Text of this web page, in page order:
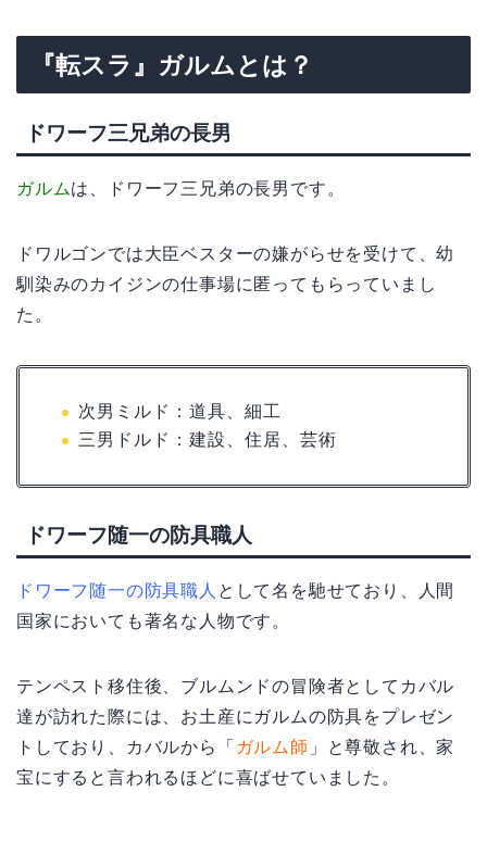
『転スラ』ガルムとは？
ドワーフ三兄弟の長男
ガルムは、ドワーフ三兄弟の長男です。
ドワルゴンでは大臣ベスターの嫌がらせを受けて、幼
馴染みのカイジンの仕事場に匿ってもらっていまし
た。
次男ミルド：道具、細工
三男ドルド：建設、住居、芸術
ドワーフ随一の防具職人
ドワーフ随一の防具職人 として名を馳せており、人間
国家においても著名な人物です。
テンペスト移住後、ブルムンドの冒険者としてカバル
達が訪れた際には、お土産にガルムの防具をプレゼン
トしており、カバルから「 ガルム師 」と尊敬され、家
宝にすると言われるほどに喜ばせていました。